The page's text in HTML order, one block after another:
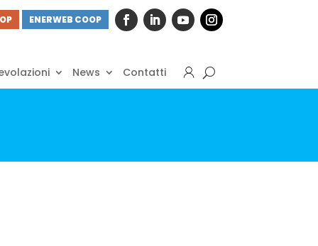
ENERWEB COOP
News Contatti